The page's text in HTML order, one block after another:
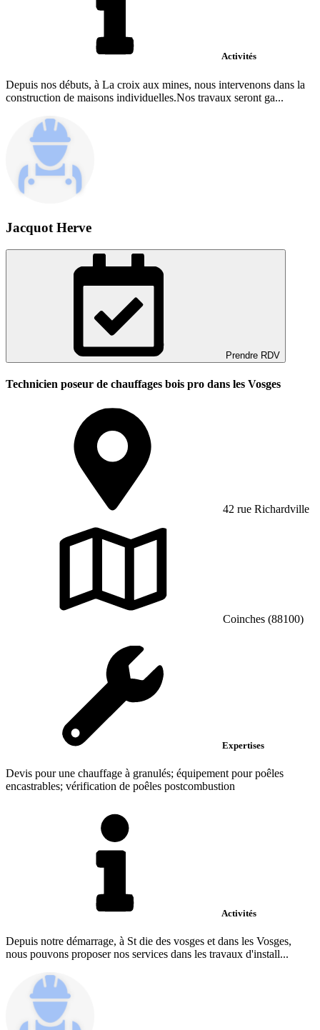
Activités
Depuis nos débuts, à La croix aux mines, nous intervenons dans la
construction de maisons individuelles.Nos travaux seront ga...
Jacquot Herve
Prendre RDV
Technicien poseur de chauffages bois pro dans les Vosges
42 rue Richardville
Coinches (88100)
Expertises
Devis pour une chauffage à granulés; équipement pour poêles
encastrables; vérification de poêles postcombustion
Activités
Depuis notre démarrage, à St die des vosges et dans les Vosges,
nous pouvons proposer nos services dans les travaux d'install...